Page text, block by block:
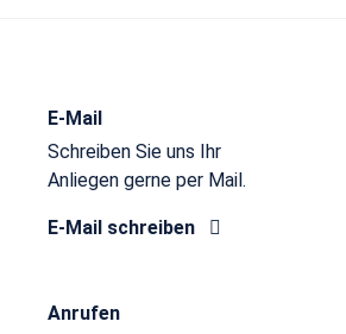
E-Mail
Schreiben Sie uns Ihr
Anliegen gerne per Mail.
E-Mail schreiben
Anrufen